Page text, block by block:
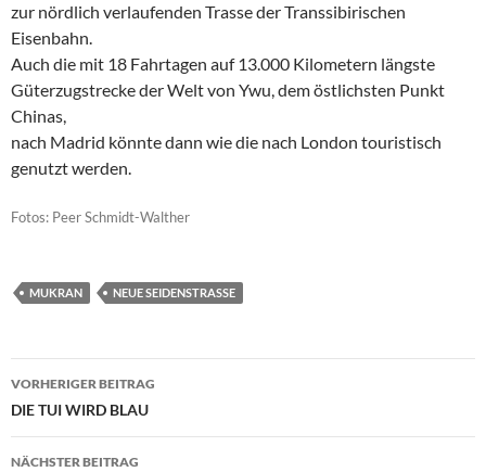
zur nördlich verlaufenden Trasse der Transsibirischen
Eisenbahn.
Auch die mit 18 Fahrtagen auf 13.000 Kilometern längste
Güterzugstrecke der Welt von Ywu, dem östlichsten Punkt
Chinas,
nach Madrid könnte dann wie die nach London touristisch
genutzt werden.
Fotos: Peer Schmidt-Walther
MUKRAN NEUE SEIDENSTRASSE
Beitragsnavigation
VORHERIGER BEITRAG
DIE TUI WIRD BLAU
NÄCHSTER BEITRAG